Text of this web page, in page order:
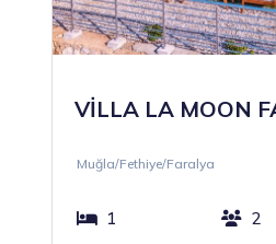
VİLLA LA MOON
Muğla/Fethiye/Faralya
1 2